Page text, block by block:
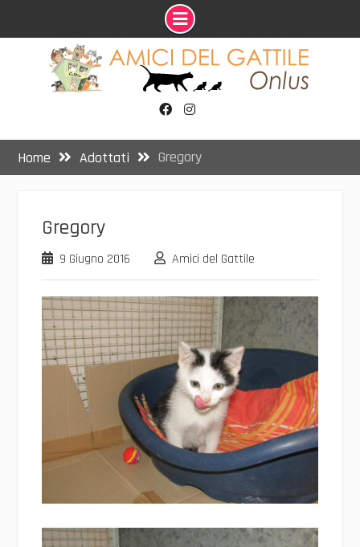
Home
Adottati Gregory
Gregory
9 Giugno 2016 Amici del Gattile